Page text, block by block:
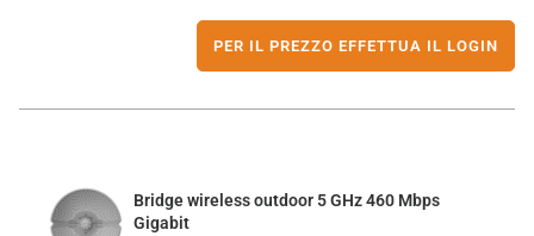
PER IL PREZZO EFFETTUA IL LOGIN
Bridge wireless outdoor 5 GHz 460 Mbps
Gigabit